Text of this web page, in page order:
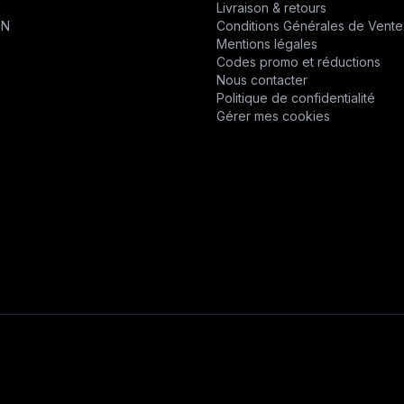
CHABAS
D.P.P.M.
DESVOYS
Livraison & retours
Conditions Générales de Vente
Mentions légales
Codes promo et réductions
Nous contacter
Politique de confidentialité
Gérer mes cookies